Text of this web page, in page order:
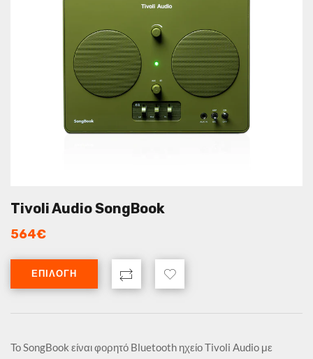
Tivoli Audio SongBook
564€
ΕΠΙΛΟΓΉ
Το SongBook είναι φορητό Bluetooth ηχείο Tivoli Audio με